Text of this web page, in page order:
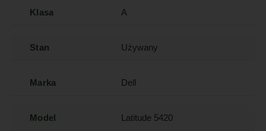
Klasa A
Stan Używany
Marka Dell
Model Latitude 5420